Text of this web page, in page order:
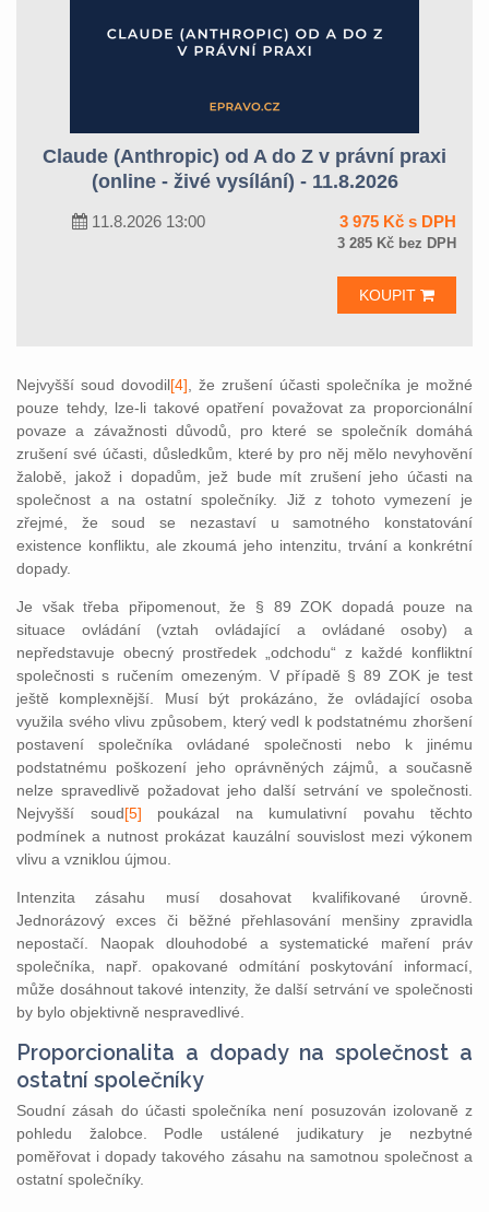
Claude (Anthropic) od A do Z v právní praxi
(online - živé vysílání) - 11.8.2026
11.8.2026 13:00 3 975 Kč s DPH
3 285 Kč bez DPH
KOUPIT
Nejvyšší soud dovodil[4] , že zrušení účasti společníka je možné
pouze tehdy, lze-li takové opatření považovat za proporcionální
povaze a závažnosti důvodů, pro které se společník domáhá
zrušení své účasti, důsledkům, které by pro něj mělo nevyhovění
žalobě, jakož i dopadům, jež bude mít zrušení jeho účasti na
společnost a na ostatní společníky. Již z tohoto vymezení je
zřejmé, že soud se nezastaví u samotného konstatování
existence konfliktu, ale zkoumá jeho intenzitu, trvání a konkrétní
dopady.
Je však třeba připomenout, že § 89 ZOK dopadá pouze na
situace ovládání (vztah ovládající a ovládané osoby) a
nepředstavuje obecný prostředek „odchodu“ z každé konfliktní
společnosti s ručením omezeným. V případě § 89 ZOK je test
ještě komplexnější. Musí být prokázáno, že ovládající osoba
využila svého vlivu způsobem, který vedl k podstatnému zhoršení
postavení společníka ovládané společnosti nebo k jinému
podstatnému poškození jeho oprávněných zájmů, a současně
nelze spravedlivě požadovat jeho další setrvání ve společnosti.
Nejvyšší soud[5] poukázal na kumulativní povahu těchto
podmínek a nutnost prokázat kauzální souvislost mezi výkonem
vlivu a vzniklou újmou.
Intenzita zásahu musí dosahovat kvalifikované úrovně.
Jednorázový exces či běžné přehlasování menšiny zpravidla
nepostačí. Naopak dlouhodobé a systematické maření práv
společníka, např. opakované odmítání poskytování informací,
může dosáhnout takové intenzity, že další setrvání ve společnosti
by bylo objektivně nespravedlivé.
Proporcionalita a dopady na společnost a
ostatní společníky
Soudní zásah do účasti společníka není posuzován izolovaně z
pohledu žalobce. Podle ustálené judikatury je nezbytné
poměřovat i dopady takového zásahu na samotnou společnost a
ostatní společníky.